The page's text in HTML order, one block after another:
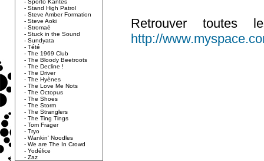
- Sporto Kantes
- Stand High Patrol
- Steve Amber Formation
- Steve Aoki
- Stromaé
- Stuck in the Sound
- Sundyata
- Tété
- The 1969 Club
- The Bloody Beetroots
- The Decline !
- The Driver
- The Hyènes
- The Love Me Nots
- The Octopus
- The Shoes
- The Storm
- The Stranglers
- The Ting Tings
- Tom Frager
- Tryo
- Wankin' Noodles
- We are The In Crowd
- Yodélice
- Zaz
Retrouver
http://